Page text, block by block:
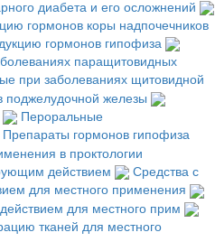
диабета и его осложнений
гормонов коры надпочечников
гормонов гипофиза
паращитовидных
при заболеваниях щитовидной
поджелудочной железы
Пероральные
Препараты гормонов гипофиза
в проктологии
действием
Средства с
для местного применения
для местного прим
тканей для местного